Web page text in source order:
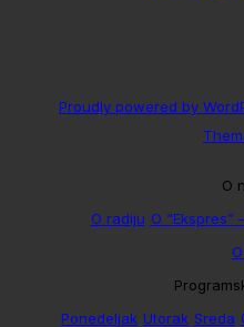
Proudly powered by
O
O radiju O “Ekspres”
Ponedeljak Utorak Sreda